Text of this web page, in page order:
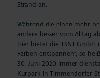
Strand an.
Während die einen mehr
andere besser vom Alltag
Hier bietet die TSNT GmbH
Farben entspannen“, so
30. Juni 2020 immer
Kurpark in Timmendorfer